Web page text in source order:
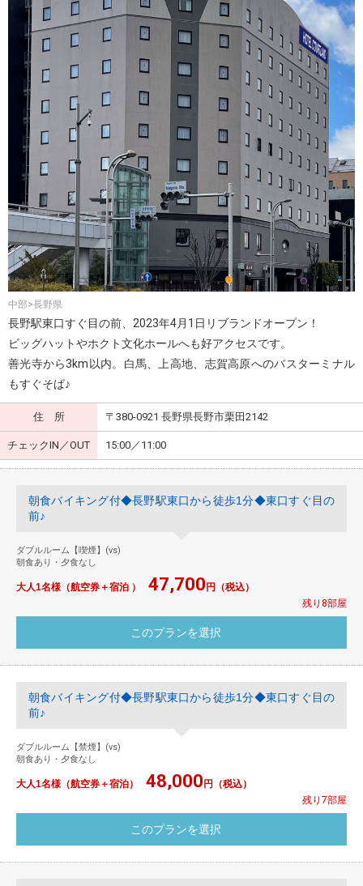
中部>長野県
長野駅東口すぐ目の前、2023年4月1日リブランドオープン！
ビッグハットやホクト文化ホールへも好アクセスです。
善光寺から3km以内。白馬、上高地、志賀高原へのバスターミナル
もすぐそば♪
住 所 〒380-0921 長野県長野市栗田2142
チェックIN／OUT 15:00／11:00
朝食バイキング付◆長野駅東口から徒歩1分◆東口すぐ目の
前♪
ダブルルーム【喫煙】(vs)
朝食あり・夕食なし
大人1名様（航空券＋宿泊 ） 47,700円（税込）
残り8部屋
朝食バイキング付◆長野駅東口から徒歩1分◆東口すぐ目の
前♪
ダブルルーム【禁煙】(vs)
朝食あり・夕食なし
大人1名様（航空券＋宿泊） 48,000円（税込）
残り7部屋